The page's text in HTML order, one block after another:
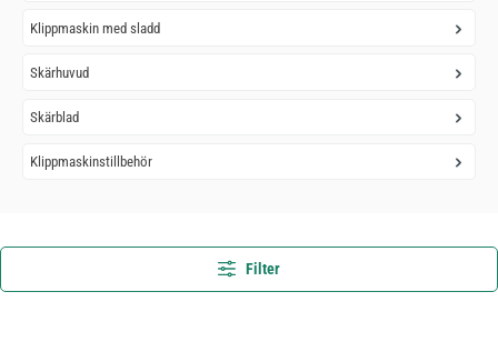
Klippmaskin med sladd
Skärhuvud
Skärblad
Klippmaskinstillbehör
Filter